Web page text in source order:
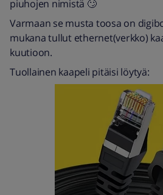
piuhojen nimistä 🙄
Varmaan se musta toosa on
mukana tullut ethernet(verkko)
kuutioon.
Tuollainen kaapeli pitäisi löytyä: